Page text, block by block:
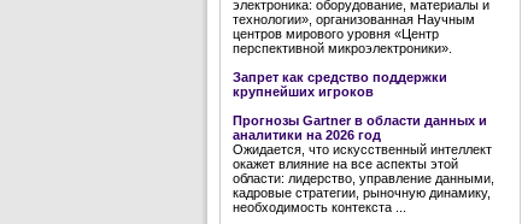
электроника: оборудование, материалы и
технологии», организованная Научным
центров мирового уровня «Центр
перспективной микроэлектроники».
Запрет как средство поддержки
крупнейших игроков
Прогнозы Gartner в области данных и
аналитики на 2026 год
Ожидается, что искусственный интеллект
окажет влияние на все аспекты этой
области: лидерство, управление данными,
кадровые стратегии, рыночную динамику,
необходимость контекста ...